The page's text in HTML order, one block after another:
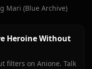
Mari (Blue Archive)
Heroine Without
filters on Anione. Talk